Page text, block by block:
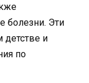
болезни. Эти
детстве и
по